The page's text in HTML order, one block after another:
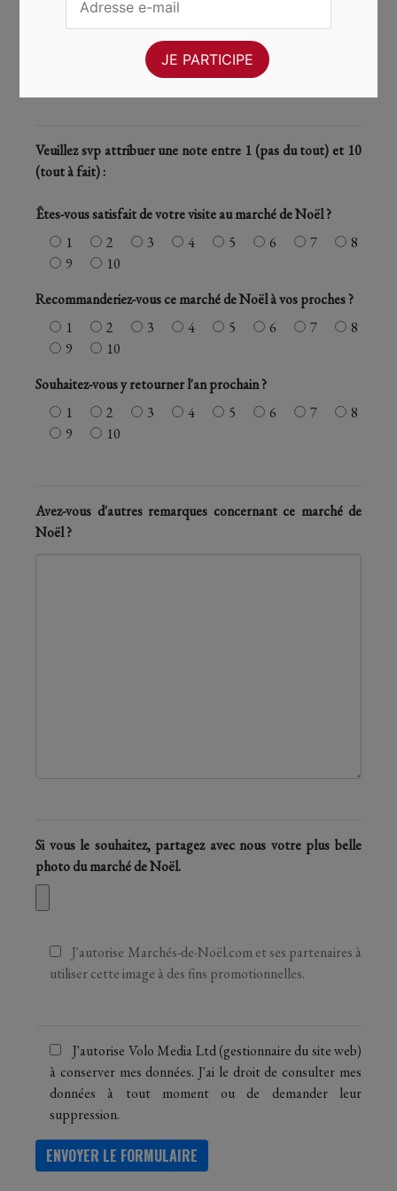
3 4 5
Veuillez svp attribuer une note entre 1 (pas du tout) et 10
(tout à fait) :
Êtes-vous satisfait de votre visite au marché de Noël ?
1
2 3 4 5 6 7
8
9
10
Recommanderiez-vous ce marché de Noël à vos proches ?
1
2 3 4 5 6 7
8
9
10
Souhaitez-vous y retourner l'an prochain ?
1
2 3 4 5 6 7
8
9
10
Avez-vous d'autres remarques concernant ce marché de
Noël ?
Si vous le souhaitez, partagez avec nous votre plus belle
photo du marché de Noël.
J'autorise Marchés-de-Noël.com et ses partenaires à
utiliser cette image à des fins promotionnelles.
J'autorise Volo Media Ltd (gestionnaire du site web)
à conserver mes données. J'ai le droit de consulter mes
données à tout moment ou de demander leur
suppression.